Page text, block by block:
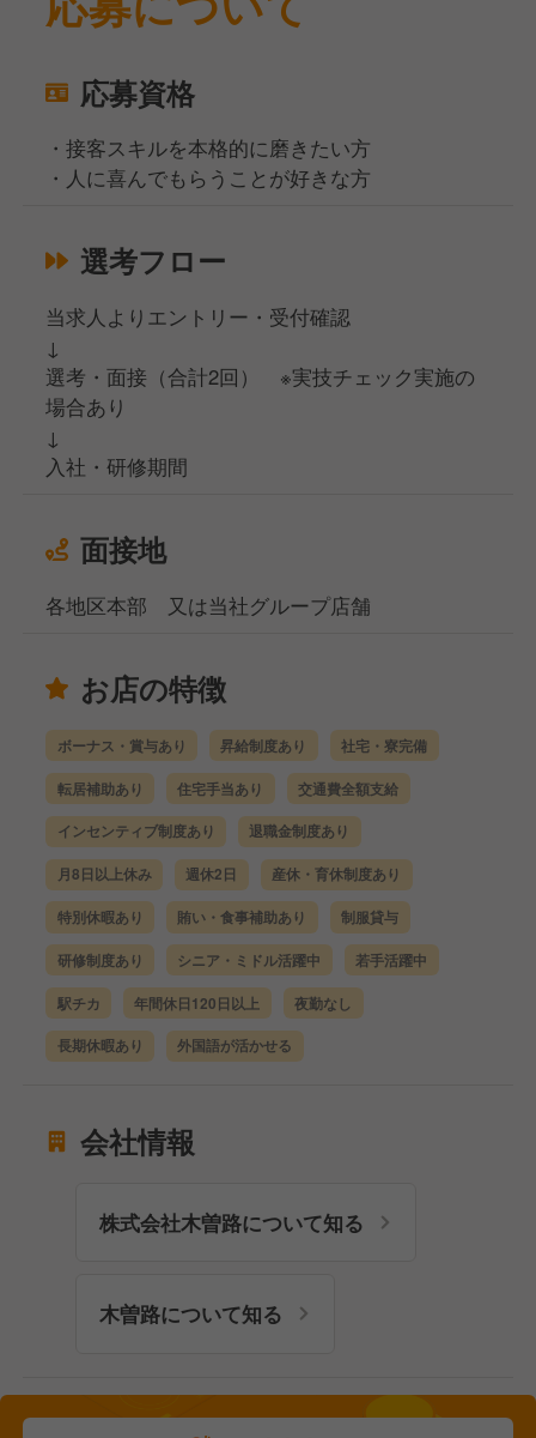
応募資格
・接客スキルを本格的に磨きたい方
・人に喜んでもらうことが好きな方
選考フロー
当求人よりエントリー・受付確認
↓
選考・面接（合計2回） ※実技チェック実施の
場合あり
↓
入社・研修期間
面接地
各地区本部 又は当社グループ店舗
お店の特徴
ボーナス・賞与あり 昇給制度あり 社宅・寮完備
転居補助あり 住宅手当あり 交通費全額支給
インセンティブ制度あり 退職金制度あり
月8日以上休み 週休2日 産休・育休制度あり
特別休暇あり 賄い・食事補助あり 制服貸与
研修制度あり シニア・ミドル活躍中 若手活躍中
駅チカ 年間休日120日以上 夜勤なし
長期休暇あり 外国語が活かせる
会社情報
株式会社木曽路について知る
木曽路について知る